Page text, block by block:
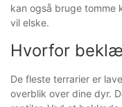
kan også bruge tomme
vil elske.
Hvorfor
De fleste terrarier er
overblik over dine dyr.